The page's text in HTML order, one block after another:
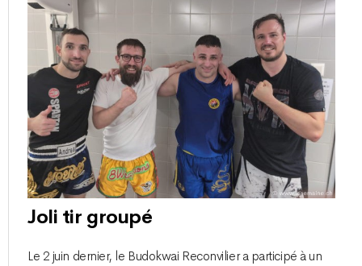
Joli tir groupé
Le 2 juin dernier, le Budokwai Reconvilier a participé à un